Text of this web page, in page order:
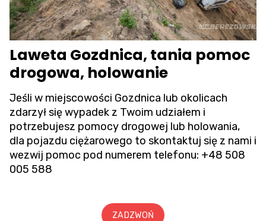
Laweta Gozdnica, tania pomoc
drogowa, holowanie
Jeśli w miejscowości Gozdnica lub okolicach
zdarzył się wypadek z Twoim udziałem i
potrzebujesz pomocy drogowej lub holowania,
dla pojazdu ciężarowego to skontaktuj się z nami i
wezwij pomoc pod numerem telefonu: +48 508
005 588
ZADZWOŃ